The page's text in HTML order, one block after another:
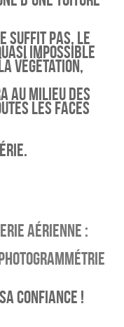
suffit pas, le
impossible
végétation,
au milieu des
les faces
aérienne :
confiance !